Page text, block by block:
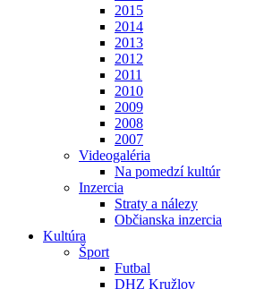
2015
2014
2013
2012
2011
2010
2009
2008
2007
Videogaléria
Na pomedzí kultúr
Inzercia
Straty a nálezy
Občianska inzercia
Kultúra
Šport
Futbal
DHZ Kružlov